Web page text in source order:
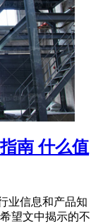
南 什么值
业信息和产品知
望文中揭示的不